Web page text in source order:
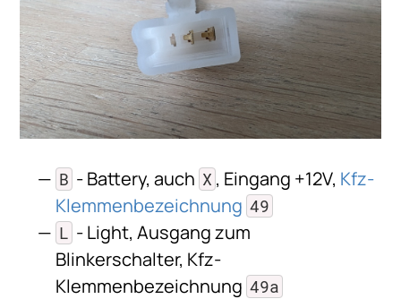
B - Battery, auch X , Eingang +12V, Kfz-
Klemmenbezeichnung 49
L - Light, Ausgang zum
Blinkerschalter, Kfz-
Klemmenbezeichnung 49a